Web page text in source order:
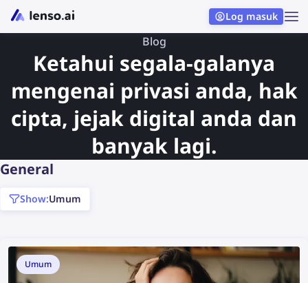
Log masuk
Blog
Ketahui segala-galanya
mengenai privasi anda, hak
cipta, jejak digital anda dan
banyak lagi.
General
show:Umum
Umum